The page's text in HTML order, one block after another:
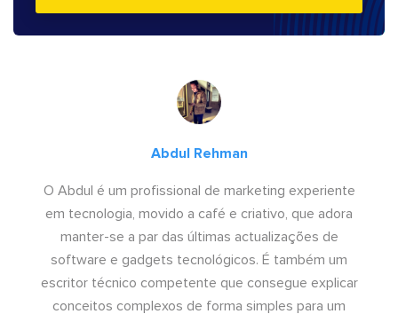
Abdul Rehman
O Abdul é um profissional de marketing experiente
em tecnologia, movido a café e criativo, que adora
manter-se a par das últimas actualizações de
software e gadgets tecnológicos. É também um
escritor técnico competente que consegue explicar
conceitos complexos de forma simples para um